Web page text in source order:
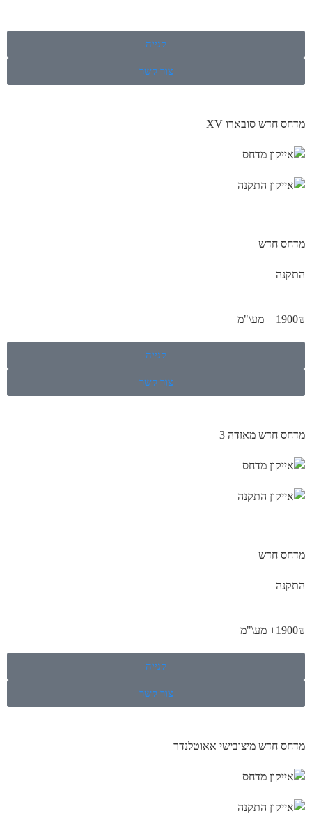
קנייה
צור קשר
מדחס חדש סובארו XV
מדחס חדש
התקנה
1900₪ + מע\"מ
קנייה
צור קשר
מדחס חדש מאזדה 3
מדחס חדש
התקנה
1900₪+ מע\"מ
קנייה
צור קשר
מדחס חדש מיצובישי אאוטלנדר